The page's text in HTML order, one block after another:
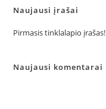
Naujausi įrašai
Pirmasis tinklalapio įrašas!
Naujausi komentarai